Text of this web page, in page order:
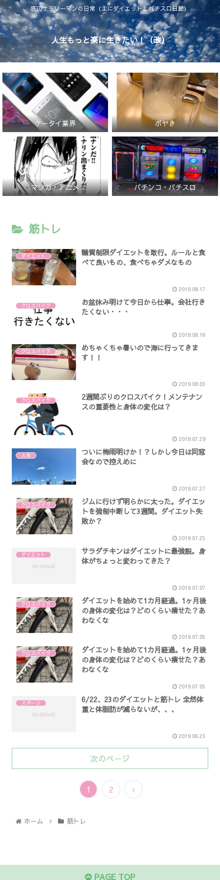
底辺サラリーマンの日常（主にダイエットとパチスロ日記）
人生もっと楽に生きたい！（改）
ケータイ業界 ボヤき
マンガ・アニメ パチンコ・パチスロ
筋トレ
ダイエット
糖質制限ダイエットを敢行。ルールと食
べて良いもの、食べちゃダメなもの
2019.08.17
クロスバイク
お盆休み明けて今日から仕事。会社行き
たくない・・・
2019.08.16
クロスバイク
めちゃくちゃ暑いので海に行ってきま
す！！
2019.08.03
クロスバイク
2週間ぶりのクロスバイク！メンテナン
スの重要性と身体の変化は？
2019.07.29
人生
ついに梅雨明けか！？しかし今日は同窓
会なので控えめに
2019.07.27
クロスバイク
ジムに行けず明らかに太った。ダイエッ
トを強制中断して3週間。ダイエット失
敗か？
2019.07.25
ダイエット
サラダチキンはダイエットに最強説。身
体がちょっと変わってきた？
2019.07.07
クロスバイク
ダイエットを始めて1カ月経過。1ヶ月後
の身体の変化は？どのくらい痩せた？あ
わなくな
2019.07.05
クロスバイク
ダイエットを始めて1カ月経過。1ヶ月後
の身体の変化は？どのくらい痩せた？あ
わなくな
2019.07.05
スポーツ
6/22、23のダイエットと筋トレ 全然体
重と体脂肪が減らないが、、、
2019.06.23
次のページ
1 2
ホーム 筋トレ
PAGE TOP